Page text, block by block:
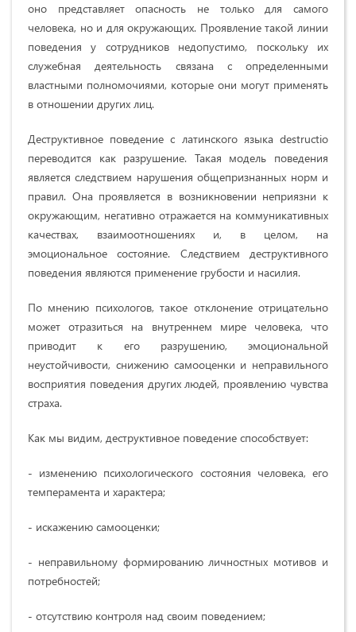
оно представляет опасность не только для самого
человека, но и для окружающих. Проявление такой линии
поведения у сотрудников недопустимо, поскольку их
служебная деятельность связана с определенными
властными полномочиями, которые они могут применять
в отношении других лиц.
Деструктивное поведение с латинского языка destructio
переводится как разрушение. Такая модель поведения
является следствием нарушения общепризнанных норм и
правил. Она проявляется в возникновении неприязни к
окружающим, негативно отражается на коммуникативных
качествах, взаимоотношениях и, в целом, на
эмоциональное состояние. Следствием деструктивного
поведения являются применение грубости и насилия.
По мнению психологов, такое отклонение отрицательно
может отразиться на внутреннем мире человека, что
приводит к его разрушению, эмоциональной
неустойчивости, снижению самооценки и неправильного
восприятия поведения других людей, проявлению чувства
страха.
Как мы видим, деструктивное поведение способствует:
- изменению психологического состояния человека, его
темперамента и характера;
- искажению самооценки;
- неправильному формированию личностных мотивов и
потребностей;
- отсутствию контроля над своим поведением;